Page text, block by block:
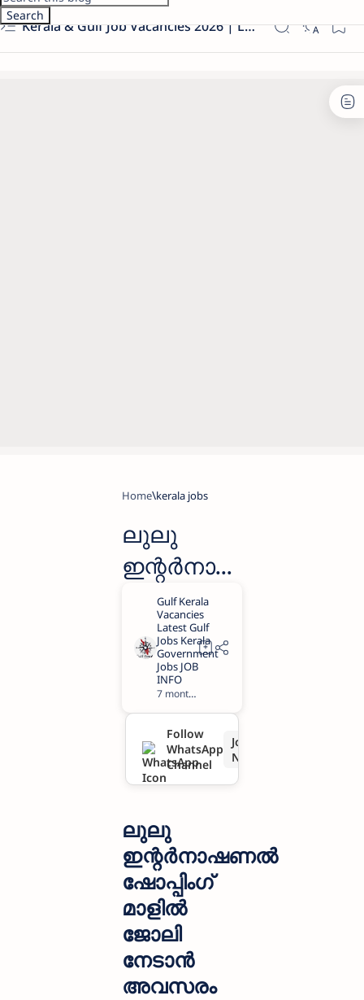
Kerala & Gulf Job Vacancies 2026 | Latest Govt & Private Jobs
Home kerala jobs
ലുലു
ഇന്റർനാഷ
ണൽ
ഷോപ്പിംഗ്
മാളിൽ
ജോലി
നേടാൻ
അവസരം
7 months ago
Follow
WhatsApp
Channel
Join
Now
ലുലു
ഇന്റർനാഷണൽ
ഷോപ്പിംഗ്
മാളിൽ
ജോലി
നേടാൻ
അവസരം